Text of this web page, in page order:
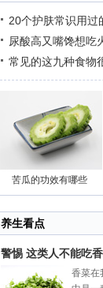
20个护肤常识用过
尿酸高又嘴馋想吃
常见的这九种食物
苦瓜的功效有哪些
养生看点
警惕 这类人不能吃
香菜在